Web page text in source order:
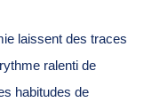
laissent des traces
ralenti de
habitudes de